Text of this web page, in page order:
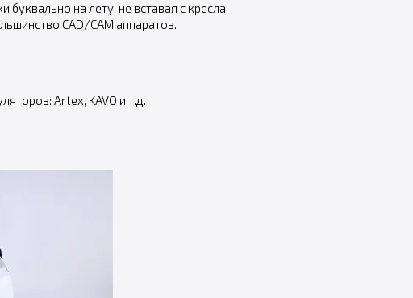
на лету, не вставая с кресла.
CAD/CAM аппаратов.
Artex, KAVO и т.д.